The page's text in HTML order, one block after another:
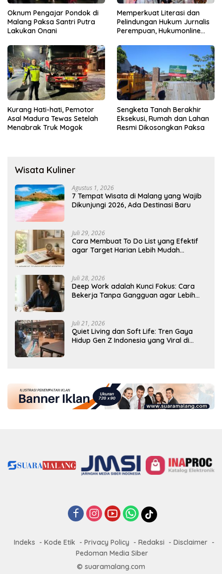
Oknum Pengajar Pondok di
Malang Paksa Santri Putra
Lakukan Onani
Memperkuat Literasi dan
Pelindungan Hukum Jurnalis
Perempuan, Hukumonline
Gratis
Kurang Hati-hati, Pemotor
Asal Madura Tewas Setelah
Menabrak Truk Mogok
Sengketa Tanah Berakhir
Eksekusi, Rumah dan Lahan
Resmi Dikosongkan Paksa
Wisata Kuliner
Agustus 1, 2026
7 Tempat Wisata di Malang yang Wajib
Dikunjungi 2026, Ada Destinasi Baru
Juli 29, 2026
Cara Membuat To Do List yang Efektif
agar Target Harian Lebih Mudah
Juli 28, 2026
Deep Work adalah Kunci Fokus: Cara
Bekerja Tanpa Gangguan agar Lebih
Juli 21, 2026
Quiet Living dan Soft Life: Tren Gaya
Hidup Gen Z Indonesia yang Viral di
Indeks Kode Etik Privacy Policy Redaksi
Disclaimer
Pedoman Media Siber
© suaramalang.com